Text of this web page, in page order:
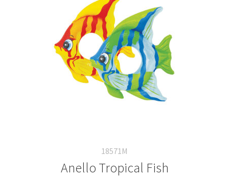
18571M
Anello Tropical Fish